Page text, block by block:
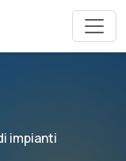
impianti